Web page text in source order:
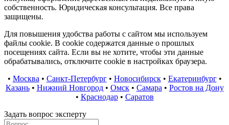
собственность. Юридическая консультация. Все права
защищены.
Для повышения удобства работы с сайтом мы используем
файлы cookie. В cookie содержатся данные о прошлых
посещениях сайта. Если вы не хотите, чтобы эти данные
обрабатывались, отключите cookie в настройках браузера.
• Москва • Санкт-Петербург• Новосибирск• Екатеринбург•
Казань• Нижний Новгород• Омск• Самара • Ростов на Дону
• Краснодар• Саратов
Задать вопрос эксперту